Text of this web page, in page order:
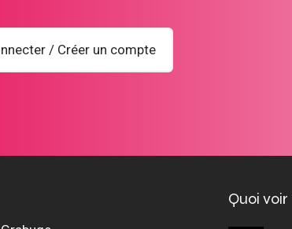
/ Créer un compte
Quoi voir